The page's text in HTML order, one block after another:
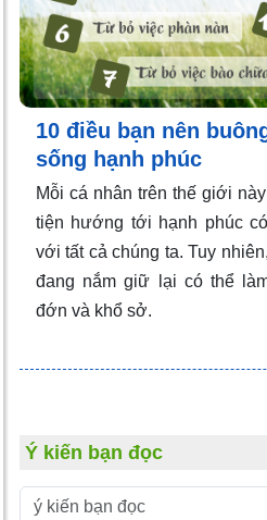
10 điều bạn nên
sống hạnh phúc
Mỗi cá nhân trên thế giới
tiện hướng tới hạnh phúc
với tất cả chúng ta. Tuy
đang nắm giữ lại có thể
đớn và khổ sở.
Ý kiến bạn đọc